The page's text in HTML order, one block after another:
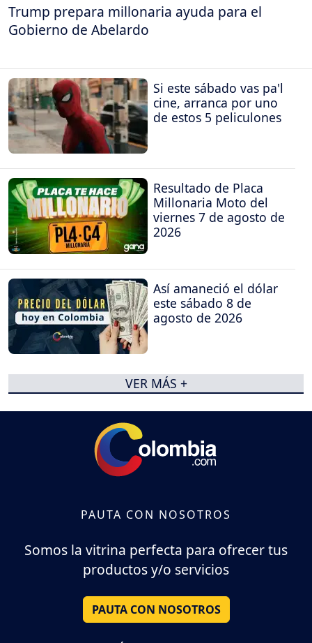
Trump prepara millonaria ayuda para el
Gobierno de Abelardo
Si este sábado vas pa'l
cine, arranca por uno
de estos 5 peliculones
Resultado de Placa
Millonaria Moto del
viernes 7 de agosto de
2026
Así amaneció el dólar
este sábado 8 de
agosto de 2026
VER MÁS +
PAUTA CON NOSOTROS
Somos la vitrina perfecta para ofrecer tus
productos y/o servicios
PAUTA CON NOSOTROS